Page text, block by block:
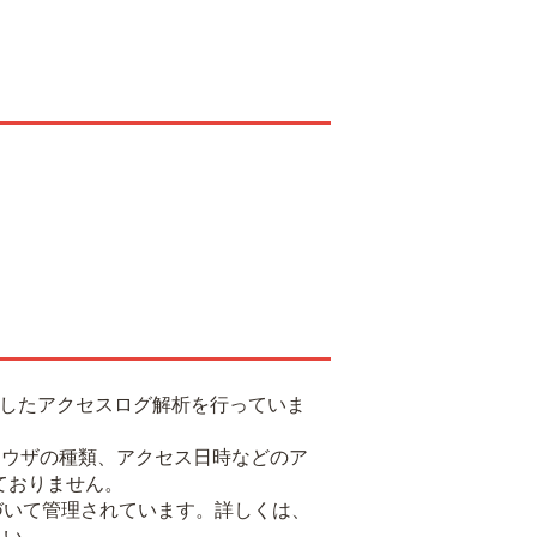
たアクセスログ解析を行っていま
ザの種類、アクセス日時などのア
りません。
て管理されています。詳しくは、